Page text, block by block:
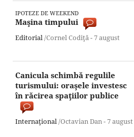
IPOTEZE DE WEEKEND
Maşina timpului
Editorial/Cornel Codiţă -7 august
Canicula schimbă regulile
turismului: oraşele investesc
în răcirea spaţiilor publice
Internaţional/Octavian Dan -7 august